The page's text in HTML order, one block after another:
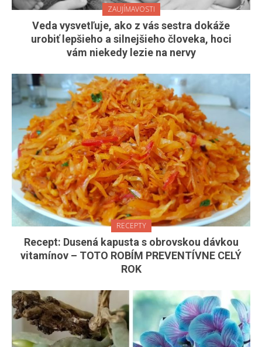
ZAUJÍMAVOSTI
Veda vysvetľuje, ako z vás sestra dokáže
urobiť lepšieho a silnejšieho človeka, hoci
vám niekedy lezie na nervy
RECEPTY
Recept: Dusená kapusta s obrovskou dávkou
vitamínov – TOTO ROBÍM PREVENTÍVNE CELÝ
ROK